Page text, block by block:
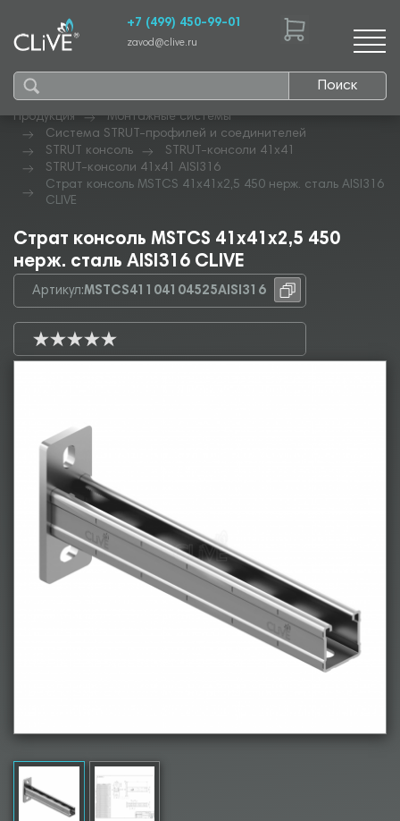
Поиск
+7 (499) 450-99-01
zavod@clive.ru
Продукция
Монтажные системы
Система STRUT-профилей и соединителей
STRUT консоль
STRUT-консоли 41х41
STRUT-консоли 41х41 AISI316
Страт консоль MSTCS 41х41х2,5 450 нерж. сталь AISI316
CLIVE
Страт консоль MSTCS 41х41х2,5 450
нерж. сталь AISI316 CLIVE
Артикул:MSTCS41104104525AISI316